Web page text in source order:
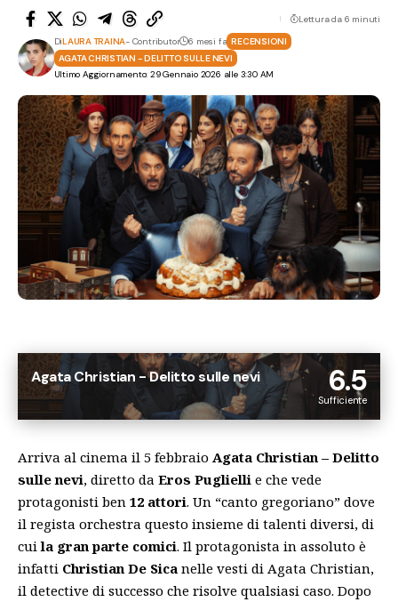
Ultimo Aggiornamento: 29 Gennaio 2026 alle 3:30 AM
DiLAURA TRAINA- Contributor 6 mesi fa RECENSIONI
AGATA CHRISTIAN - DELITTO SULLE NEVI
Lettura da 6 minuti
6.5
Sufficiente
Agata Christian - Delitto sulle nevi
Arriva al cinema il 5 febbraio Agata Christian – Delitto
sulle nevi, diretto da Eros Puglielli e che vede
protagonisti ben 12 attori. Un “canto gregoriano” dove
il regista orchestra questo insieme di talenti diversi, di
cuila gran parte comici. Il protagonista in assoluto è
infatti Christian De Sica nelle vesti di Agata Christian,
il detective di successo che risolve qualsiasi caso. Dopo